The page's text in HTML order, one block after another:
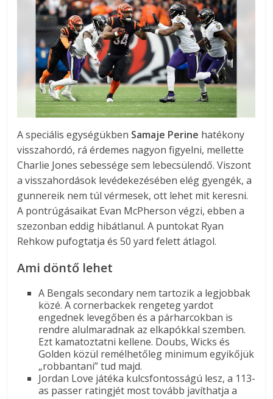
A speciális egységükben Samaje Perine hatékony
visszahordó, rá érdemes nagyon figyelni, mellette
Charlie Jones sebessége sem lebecsülendő. Viszont
a visszahordások levédekezésében elég gyengék, a
gunnereik nem túl vérmesek, ott lehet mit keresni.
A pontrúgásaikat Evan McPherson végzi, ebben a
szezonban eddig hibátlanul. A puntokat Ryan
Rehkow pufogtatja és 50 yard felett átlagol.
Ami döntő lehet
A Bengals secondary nem tartozik a legjobbak
közé. A cornerbackek rengeteg yardot
engednek levegőben és a párharcokban is
rendre alulmaradnak az elkapókkal szemben.
Ezt kamatoztatni kellene. Doubs, Wicks és
Golden közül remélhetőleg minimum egyikőjük
„robbantani” tud majd.
Jordan Love játéka kulcsfontosságú lesz, a 113-
as passer ratingjét most tovább javíthatja a